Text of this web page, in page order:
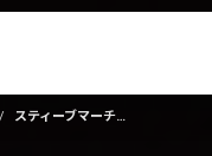
スティーブマーチン / オーソドックスなステップ